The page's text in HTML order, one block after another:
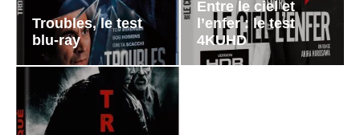
Troubles, le test
blu-ray
Entre le ciel et
l’enfer : le test
4KUHD